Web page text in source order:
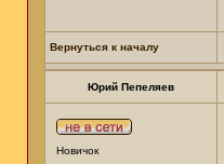
Вернуться к началу
Юрий Пепеляев
Новичок